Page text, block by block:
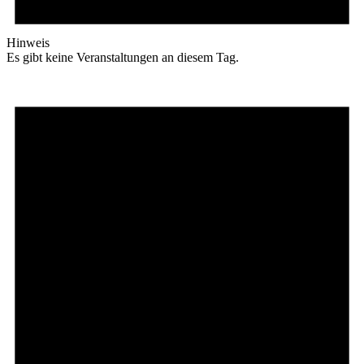
Hinweis
Es gibt keine Veranstaltungen an diesem Tag.